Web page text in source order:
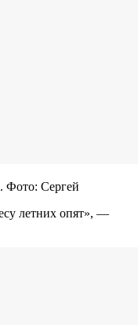
Фото: Сергей
летних опят», —